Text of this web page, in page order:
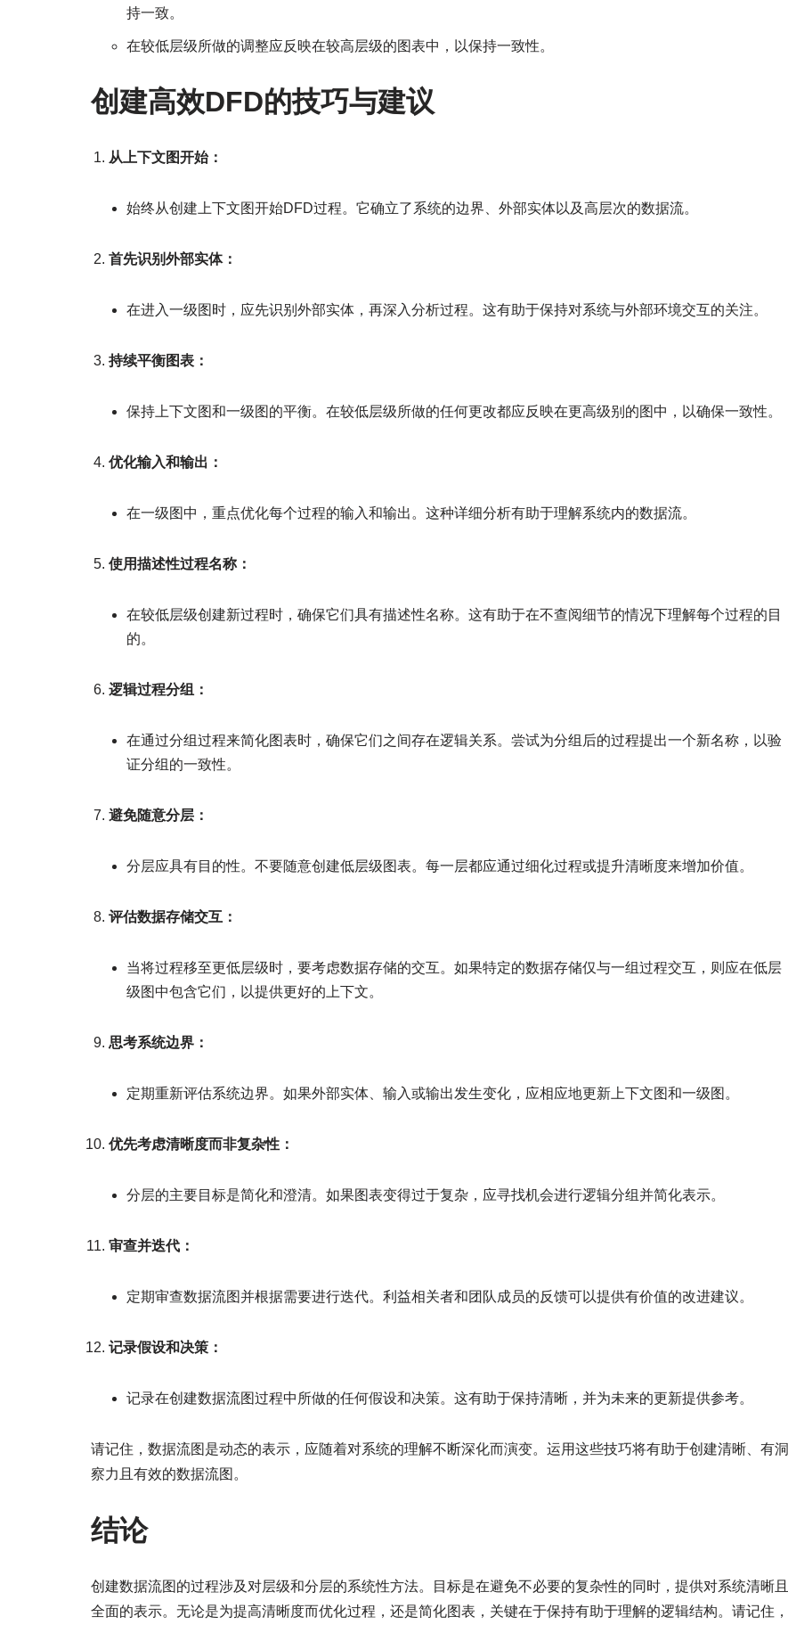
持一致。
在较低层级所做的调整应反映在较高层级的图表中，以保持一致性。
创建高效DFD的技巧与建议
从上下文图开始：
始终从创建上下文图开始DFD过程。它确立了系统的边界、外部实体以及高层次的数据流。
首先识别外部实体：
在进入一级图时，应先识别外部实体，再深入分析过程。这有助于保持对系统与外部环境交互的关注。
持续平衡图表：
保持上下文图和一级图的平衡。在较低层级所做的任何更改都应反映在更高级别的图中，以确保一致性。
优化输入和输出：
在一级图中，重点优化每个过程的输入和输出。这种详细分析有助于理解系统内的数据流。
使用描述性过程名称：
在较低层级创建新过程时，确保它们具有描述性名称。这有助于在不查阅细节的情况下理解每个过程的目
的。
逻辑过程分组：
在通过分组过程来简化图表时，确保它们之间存在逻辑关系。尝试为分组后的过程提出一个新名称，以验
证分组的一致性。
避免随意分层：
分层应具有目的性。不要随意创建低层级图表。每一层都应通过细化过程或提升清晰度来增加价值。
评估数据存储交互：
当将过程移至更低层级时，要考虑数据存储的交互。如果特定的数据存储仅与一组过程交互，则应在低层
级图中包含它们，以提供更好的上下文。
思考系统边界：
定期重新评估系统边界。如果外部实体、输入或输出发生变化，应相应地更新上下文图和一级图。
优先考虑清晰度而非复杂性：
分层的主要目标是简化和澄清。如果图表变得过于复杂，应寻找机会进行逻辑分组并简化表示。
审查并迭代：
定期审查数据流图并根据需要进行迭代。利益相关者和团队成员的反馈可以提供有价值的改进建议。
记录假设和决策：
记录在创建数据流图过程中所做的任何假设和决策。这有助于保持清晰，并为未来的更新提供参考。
请记住，数据流图是动态的表示，应随着对系统的理解不断深化而演变。运用这些技巧将有助于创建清晰、有洞
察力且有效的数据流图。
结论
创建数据流图的过程涉及对层级和分层的系统性方法。目标是在避免不必要的复杂性的同时，提供对系统清晰且
全面的表示。无论是为提高清晰度而优化过程，还是简化图表，关键在于保持有助于理解的逻辑结构。请记住，